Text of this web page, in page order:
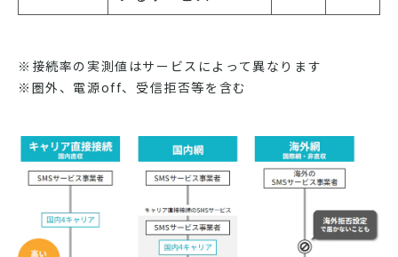
※接続率の実測値はサービスによって異なります
※圏外、電源off、受信拒否等を含む